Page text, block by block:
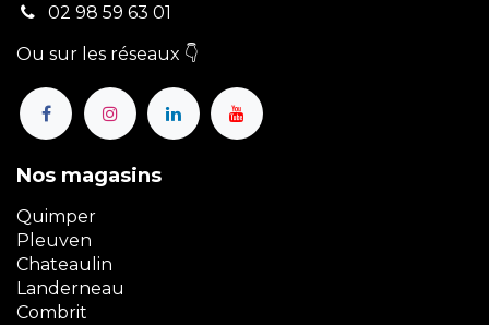
02 98 59 63 01
Ou sur les réseaux 👇
Nos magasins
Quimper
Pleuven
Chateaulin
Landerneau
Combrit